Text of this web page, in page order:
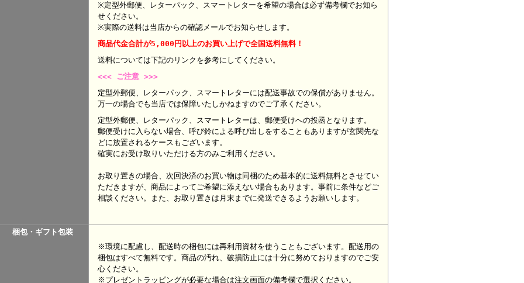
※定型外郵便、レターパック、スマートレターを希望の場合は必ず備考欄でお知ら
せください。
※実際の送料は当店からの確認メールでお知らせします。
商品代金合計が5,000円以上のお買い上げで全国送料無料！
送料については下記のリンクを参考にしてください。
<<< ご注意 >>>
定型外郵便、レターパック、スマートレターには配送事故での保償がありません。
万一の場合でも当店では保障いたしかねますのでご了承ください。
定型外郵便、レターパック、スマートレターは、郵便受けへの投函となります。
郵便受けに入らない場合、呼び鈴による呼び出しをすることもありますが玄関先な
どに放置されるケースもございます。
確実にお受け取りいただける方のみご利用ください。
お取り置きの場合、次回決済のお買い物は同梱のため基本的に送料無料とさせてい
ただきますが、商品によってご希望に添えない場合もあります。事前に条件などご
相談ください。また、お取り置きは月末までに発送できるようお願いします。
梱包・ギフト包装
※環境に配慮し、配送時の梱包には再利用資材を使うこともございます。配送用の
梱包はすべて無料です。商品の汚れ、破損防止には十分に努めておりますのでご安
心ください。
※プレゼントラッピングが必要な場合は注文画面の備考欄で選択ください。